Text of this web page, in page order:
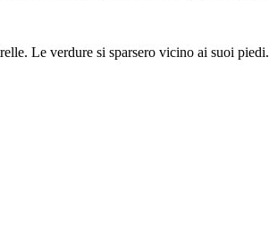
Le verdure si sparsero vicino ai suoi piedi.